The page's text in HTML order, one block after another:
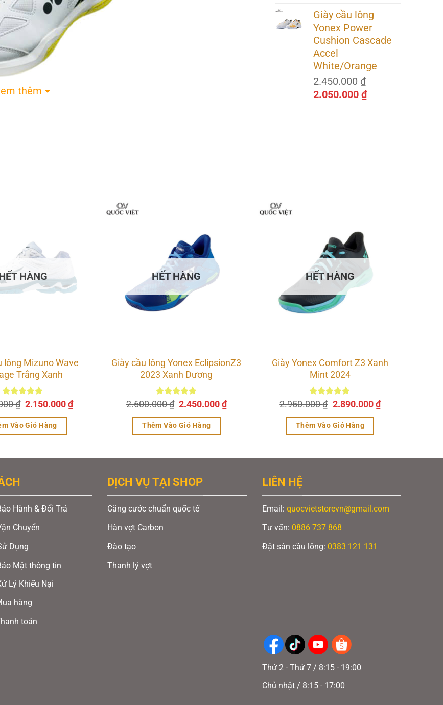
mang trong thời gian dài. Chất liệu này có độ bền
di chuyển liên tục.
2026
thêm
là:
3.350.000 ₫.
tại
là:
2.950.000 ₫.
Giày cầu lông
Yonex Power
Cushion Cascade
Accel
White/Orange
2.450.000₫
Giá
2.050.000₫Giá
HÀNG
lông Mizuno Wave
Trắng Xanh
Được xếp
hạng
5 sao
₫ Giá
là:
2.500.000 ₫.
2.150.000₫Giá
Vào Giỏ Hàng
phẩm
nhiều
biến
thể.
chọn
có
thể
chọn
HẾT HÀNG
Giày cầu lông Yonex EclipsionZ3
2023 Xanh Dương
Được xếp
hạng
5 sao
2.600.000₫ Giá
là:
2.600.000 ₫.
2.450.000₫Giá
Thêm Vào Giỏ Hàng
phẩm
có
nhiều
biến
HẾT HÀNG
Giày Yonex Comfort Z3 Xanh
Mint 2024
Được xếp
hạng
5 sao
2.950.000₫ Giá
là:
2.950.000 ₫.
2.890.000₫Giá
hiện
Thêm Vào Giỏ Hàng
phẩm
nhiều
biến
thể.
Các
trên
trang
sản
phẩm
Hành & Đổi Trả
Chuyển
Dụng
Mật thông tin
Lý Khiếu Nại
hàng
toán
DỊCH VỤ TẠI SHOP
Căng cước chuẩn quốc tế
Hàn vợt Carbon
Đào tạo
Thanh lý vợt
LIÊN HỆ
Email: quocvietstorevn@gmail.com
Tư vấn: 0886 737 868
Đặt sân cầu lông: 0383 121 131
Thứ 2 - Thứ 7 / 8:15 - 19:00
Chủ nhật / 8:15 - 17:00